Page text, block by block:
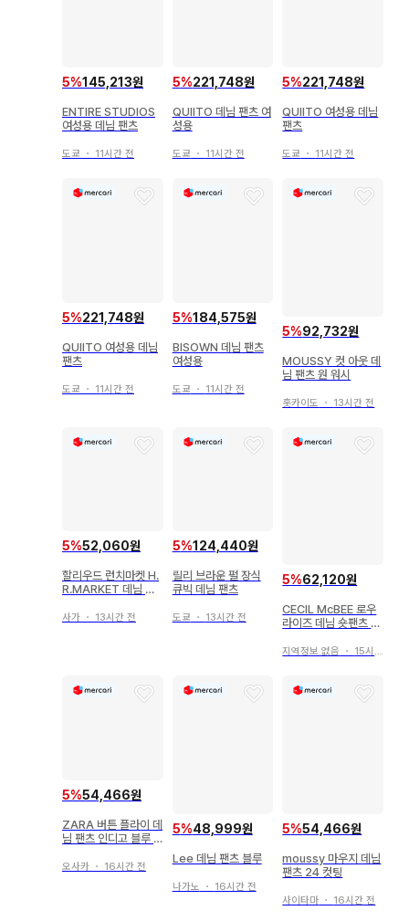
5%145,213원
ENTIRE STUDIOS
여성용 데님 팬츠
도쿄 ・ 11시간 전
5%221,748원
QUIITO 데님 팬츠 여
성용
도쿄 ・ 11시간 전
5%221,748원
QUIITO 여성용 데님
팬츠
도쿄 ・ 11시간 전
5%221,748원
QUIITO 여성용 데님
팬츠
도쿄 ・ 11시간 전
5%184,575원
BISOWN 데님 팬츠
여성용
도쿄 ・ 11시간 전
5%92,732원
MOUSSY 컷 아웃 데
님 팬츠 원 워시
홋카이도 ・ 13시간 전
5%52,060원
할리우드 런치마켓 H.
R.MARKET 데님 팬
사가 ・ 13시간 전
5%124,440원
릴리 브라운 펄 장식
큐빅 데님 팬츠
도쿄 ・ 13시간 전
5%62,120원
CECIL McBEE 로우
라이즈 데님 숏팬츠 데
지역정보 없음 ・ 15시간 전
5%54,466원
ZARA 버튼 플라이 데
님 팬츠 인디고 블루 E
오사카 ・ 16시간 전
5%48,999원
Lee 데님 팬츠 블루
나가노 ・ 16시간 전
5%54,466원
moussy 마우지 데님
팬츠 24 컷팅
사이타마 ・ 16시간 전